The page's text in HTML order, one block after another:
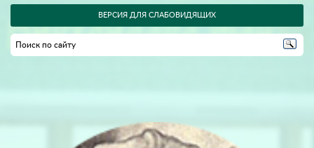
ВЕРСИЯ ДЛЯ СЛАБОВИДЯЩИХ